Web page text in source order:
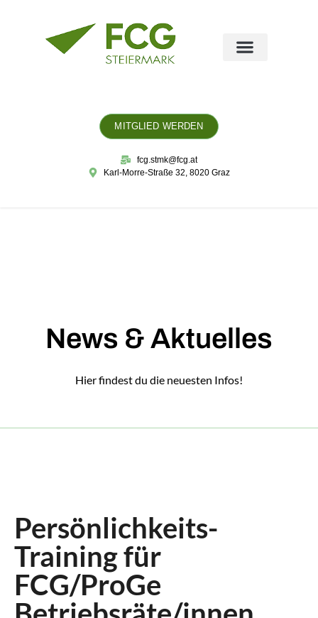
MITGLIED WERDEN
fcg.stmk@fcg.at
Karl-Morre-Straße 32, 8020 Graz
News & Aktuelles
Hier findest du die neuesten Infos!
Persönlichkeits-
Training für
FCG/ProGe